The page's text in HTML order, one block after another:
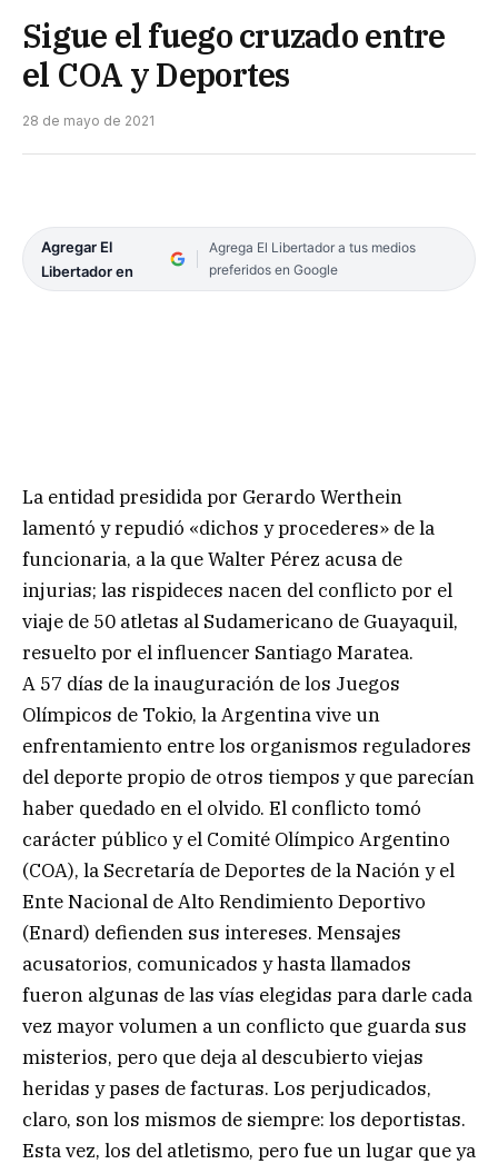
Sigue el fuego cruzado entre
el COA y Deportes
28 de mayo de 2021
Agregar El
Libertador en
Agrega El Libertador a tus medios
preferidos en Google
La entidad presidida por Gerardo Werthein
lamentó y repudió «dichos y procederes» de la
funcionaria, a la que Walter Pérez acusa de
injurias; las rispideces nacen del conflicto por el
viaje de 50 atletas al Sudamericano de Guayaquil,
resuelto por el influencer Santiago Maratea.
A 57 días de la inauguración de los Juegos
Olímpicos de Tokio, la Argentina vive un
enfrentamiento entre los organismos reguladores
del deporte propio de otros tiempos y que parecían
haber quedado en el olvido. El conflicto tomó
carácter público y el Comité Olímpico Argentino
(COA), la Secretaría de Deportes de la Nación y el
Ente Nacional de Alto Rendimiento Deportivo
(Enard) defienden sus intereses. Mensajes
acusatorios, comunicados y hasta llamados
fueron algunas de las vías elegidas para darle cada
vez mayor volumen a un conflicto que guarda sus
misterios, pero que deja al descubierto viejas
heridas y pases de facturas. Los perjudicados,
claro, son los mismos de siempre: los deportistas.
Esta vez, los del atletismo, pero fue un lugar que ya